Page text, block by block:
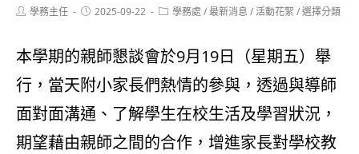
Post學務主任
Post2025-09-22
Post學務處 /最新消息 /活動花絮 /選擇分類
本學期的親師懇談會於9月19日（星期五）舉
行，當天附小家長們熱情的參與，透過與導師
面對面溝通、了解學生在校生活及學習狀況，
期望藉由親師之間的合作，增進家長對學校教